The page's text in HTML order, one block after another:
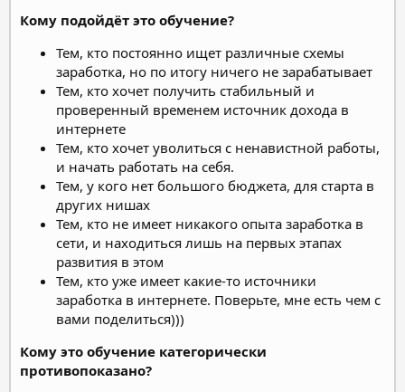
Кому подойдёт это обучение?
Тем, кто постоянно ищет различные схемы
заработка, но по итогу ничего не зарабатывает
Тем, кто хочет получить стабильный и
проверенный временем источник дохода в
интернете
Тем, кто хочет уволиться с ненавистной работы,
и начать работать на себя.
Тем, у кого нет большого бюджета, для старта в
других нишах
Тем, кто не имеет никакого опыта заработка в
сети, и находиться лишь на первых этапах
развития в этом
Тем, кто уже имеет какие-то источники
заработка в интернете. Поверьте, мне есть чем с
вами поделиться)))
Кому это обучение категорически
противопоказано?